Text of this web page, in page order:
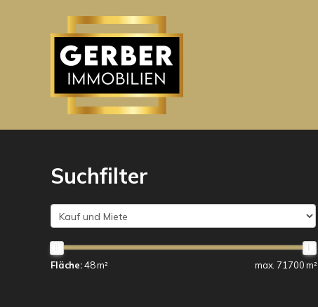
Suchfilter
Fläche:48 m² max. 71700 m²